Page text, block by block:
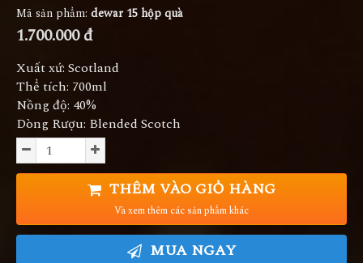
Mã sản phẩm: dewar 15 hộp quà
1.700.000 đ
Xuất xứ: Scotland
Thể tích: 700ml
Nồng độ: 40%
Dòng Rượu: Blended Scotch
THÊM VÀO GIỎ HÀNG
Và xem thêm các sản phẩm khác
MUA NGAY